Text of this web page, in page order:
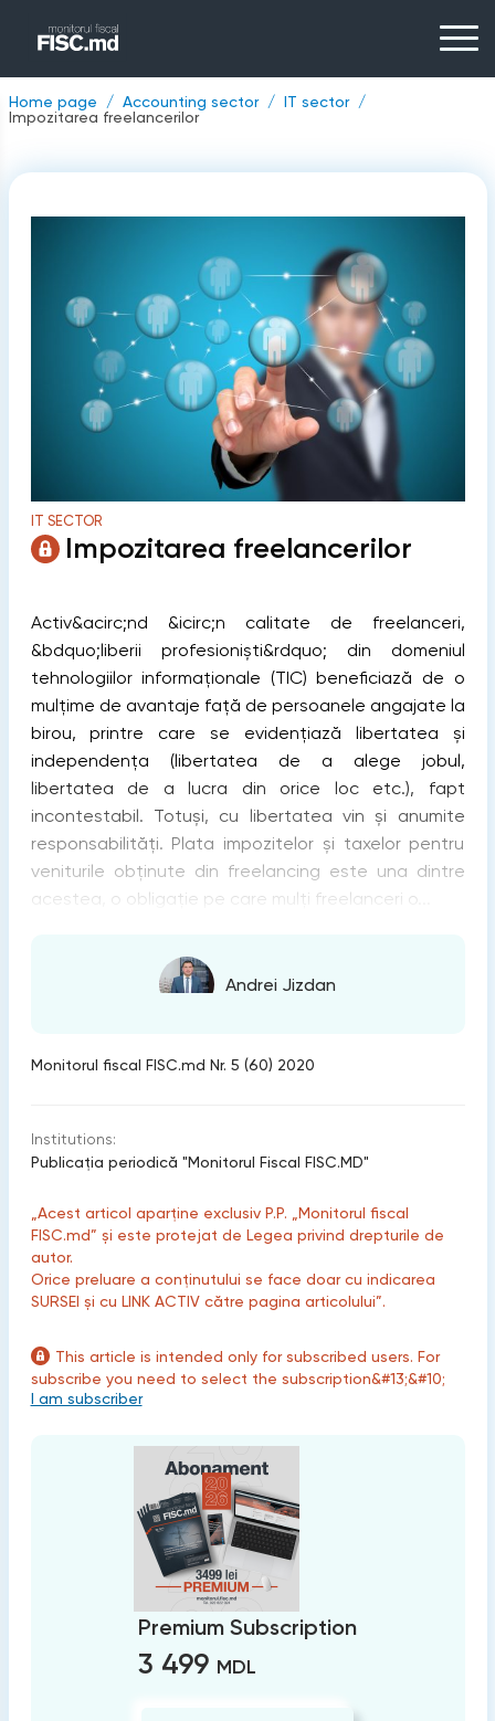
Home page Accounting sector
IT sector
Impozitarea freelancerilor
IT SECTOR
Impozitarea freelancerilor
Activ&acirc;nd &icirc;n calitate de freelanceri,
&bdquo;liberii profesioniști&rdquo; din domeniul
tehnologiilor informaționale (TIC) beneficiază de o
mulțime de avantaje față de persoanele angajate la
birou, printre care se evidențiază libertatea și
independența (libertatea de a alege jobul,
libertatea de a lucra din orice loc etc.), fapt
incontestabil. Totuși, cu libertatea vin și anumite
responsabilități. Plata impozitelor și taxelor pentru
veniturile obținute din freelancing este una dintre
acestea, o obligație pe care mulți freelanceri o...
Andrei Jizdan
Monitorul fiscal FISC.md Nr. 5 (60) 2020
Institutions:
Publicaţia periodică "Monitorul Fiscal FISC.MD"
„Acest articol aparține exclusiv P.P. „Monitorul fiscal
FISC.md” și este protejat de Legea privind drepturile de
autor.
Orice preluare a conținutului se face doar cu indicarea
SURSEI și cu LINK ACTIV către pagina articolului”.
This article is intended only for subscribed users. For
subscribe you need to select the subscription&#13;&#10;
I am subscriber
Premium Subscription
3 499 MDL